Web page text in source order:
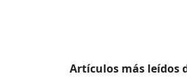
Artículos más leídos